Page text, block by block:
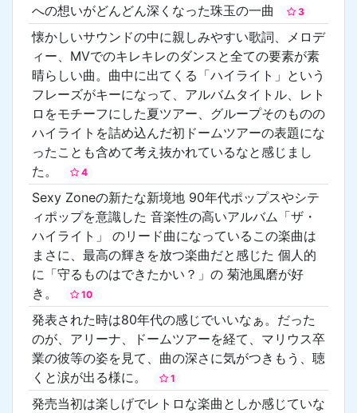
への想いがどんどん深くなった珠玉の一曲
3
懐かしいサウンドの中に親しみやすい歌詞、メロデ
ィー、MVでのキレキレのダンスと全ての要素が素
晴らしい曲。曲中に出てくる「ハイライト」という
フレーズがキーになって、アルバムタイトル、レト
ロをモチーフにした夏ツアー、グループそのものの
ハイライトを詰め込んだ初ドームツアーの表題にな
ったことも含めて考え抜かれているなと感じまし
た。
4
Sexy Zoneの新たな新境地 90年代ポップスやシテ
ィポップを意識した 音楽性の高いアルバム「ザ・
ハイライト」 のリード曲になっているこの楽曲は
まさに、最高の輝きを放つ楽曲だと感じた 個人的
に「守るものはできたかい？」の 菊池風磨が好
き。
10
発表された時は80年代の感じでいいなぁ。だった
のが、アリーナ、ドームツアーを経て、マリウス卒
業の彼等の姿を見て、曲の深さに気がつきもう、聴
くと涙が出る様に。
1
発売当初は楽しげでレトロな楽曲としか感じていな